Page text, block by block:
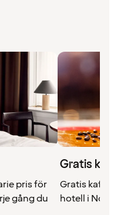
pris för
gång du
Gratis
Gratis kaffe
hotell i